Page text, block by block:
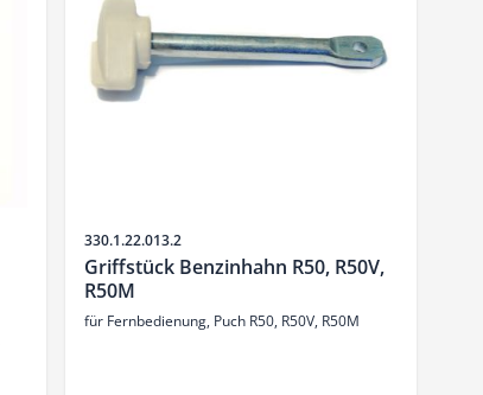
SKU
330.1.22.013.2
Griffstück Benzinhahn R50, R50V,
R50M
für Fernbedienung, Puch R50, R50V, R50M